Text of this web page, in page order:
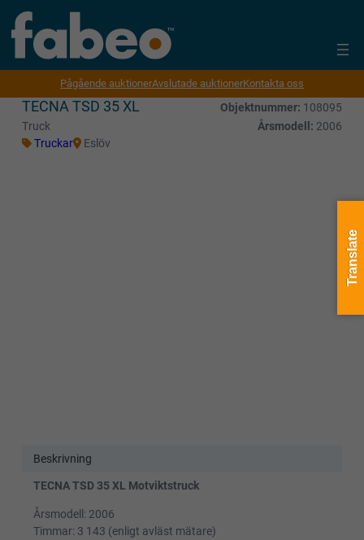
Pågående auktionerAvslutade auktionerKontakta oss
TECNA TSD 35 XL Objektnummer: 108095
Truck
Årsmodell: 2006
Truckar
Eslöv
Beskrivning
TECNA TSD 35 XL Motviktstruck
Årsmodell: 2006
Timmar: 3 143 (enligt avläst mätare)
Translate